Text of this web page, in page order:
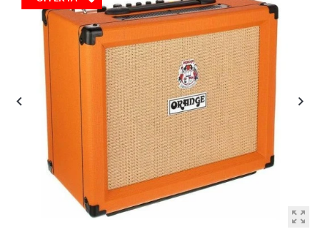
zoom_out_map
 